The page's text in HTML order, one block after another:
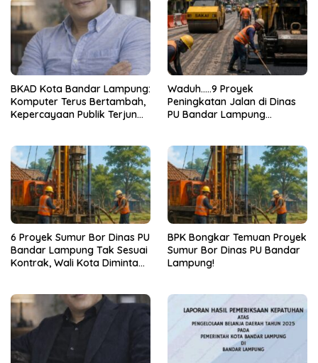
BKAD Kota Bandar Lampung:
Komputer Terus Bertambah,
Kepercayaan Publik Terjun
Waduh…..9 Proyek
Peningkatan Jalan di Dinas
PU Bandar Lampung
6 Proyek Sumur Bor Dinas PU
Bandar Lampung Tak Sesuai
Kontrak, Wali Kota Diminta
BPK Bongkar Temuan Proyek
Sumur Bor Dinas PU Bandar
Lampung!